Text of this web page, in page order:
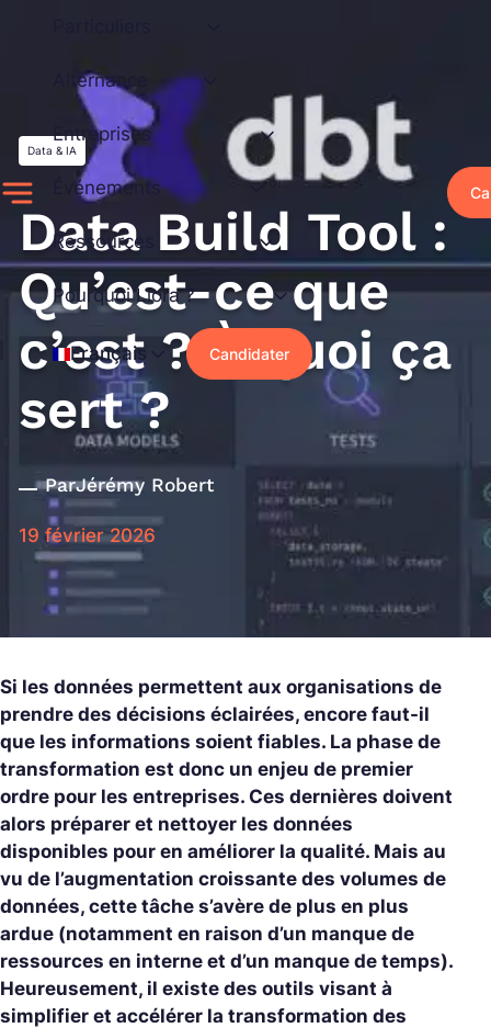
Alternance
Entreprises
Événements
Ressources
Pourquoi Liora ?
Français Candidater
Data & IA
Data Build Tool :
Qu’est-ce que
c’est ? À quoi ça
sert ?
ParJérémy Robert
19 février 2026
Si les données permettent aux organisations de
prendre des décisions éclairées, encore faut-il
que les informations soient fiables. La phase de
transformation est donc un enjeu de premier
ordre pour les entreprises. Ces dernières doivent
alors préparer et nettoyer les données
disponibles pour en améliorer la qualité. Mais au
vu de l’augmentation croissante des volumes de
données, cette tâche s’avère de plus en plus
ardue (notamment en raison d’un manque de
ressources en interne et d’un manque de temps).
Heureusement, il existe des outils visant à
simplifier et accélérer la transformation des